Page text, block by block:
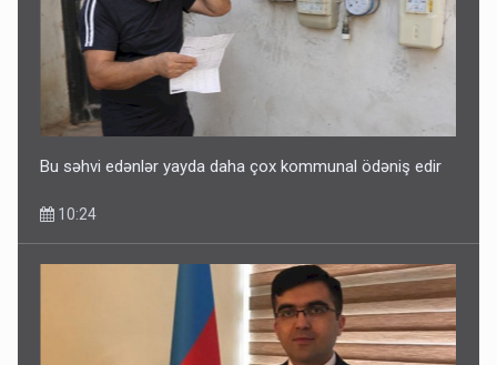
Bu səhvi edənlər yayda daha çox kommunal ödəniş edir
10:24